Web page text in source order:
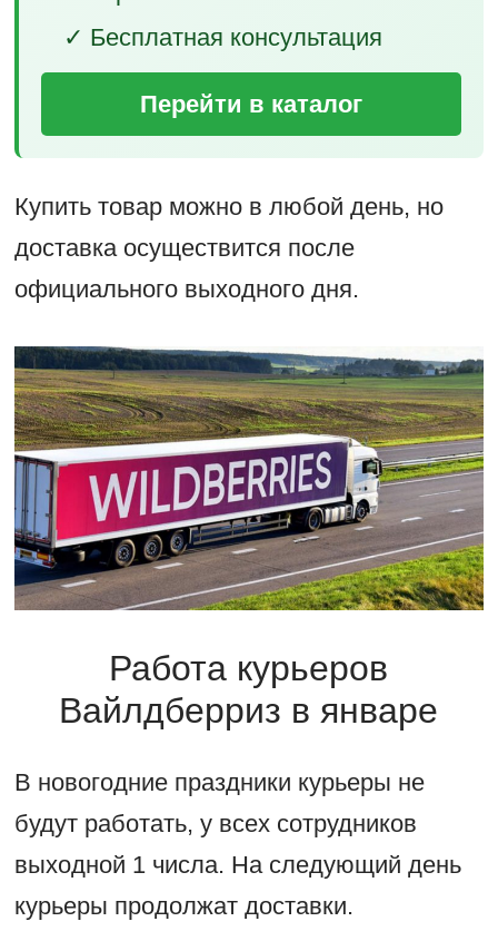
✓ Бесплатная консультация
Перейти в каталог
Купить товар можно в любой день, но
доставка осуществится после
официального выходного дня.
Работа курьеров
Вайлдберриз в январе
В новогодние праздники курьеры не
будут работать, у всех сотрудников
выходной 1 числа. На следующий день
курьеры продолжат доставки.